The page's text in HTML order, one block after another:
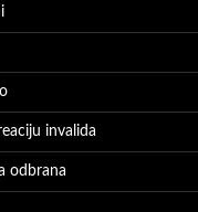
invalida
odbrana